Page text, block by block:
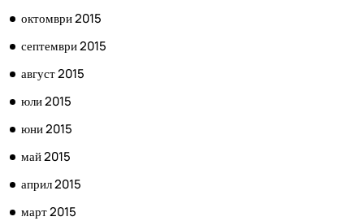
октомври 2015
септември 2015
август 2015
юли 2015
юни 2015
май 2015
април 2015
март 2015